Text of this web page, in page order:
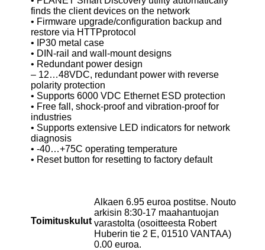
finds the client devices on the network
• Firmware upgrade/configuration backup and
restore via HTTPprotocol
• IP30 metal case
• DIN-rail and wall-mount designs
• Redundant power design
– 12…48VDC, redundant power with reverse
polarity protection
• Supports 6000 VDC Ethernet ESD protection
• Free fall, shock-proof and vibration-proof for
industries
• Supports extensive LED indicators for network
diagnosis
• -40…+75C operating temperature
• Reset button for resetting to factory default
Toimituskulut
Alkaen 6.95 euroa postitse. Nouto
arkisin 8:30-17 maahantuojan
varastolta (osoitteesta Robert
Huberin tie 2 E, 01510 VANTAA)
0.00 euroa.